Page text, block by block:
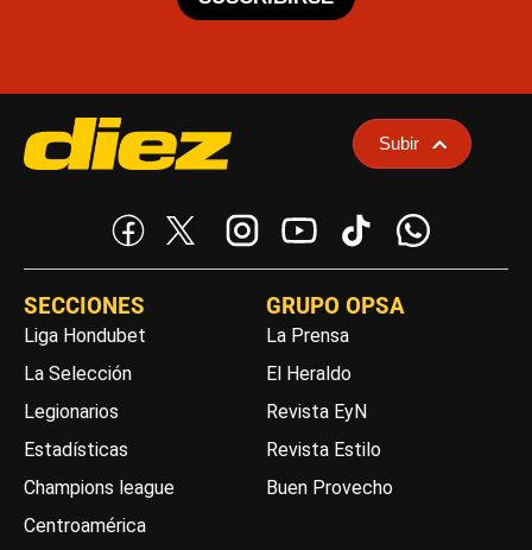
Subir
SECCIONES
Liga Hondubet
La Selección
Legionarios
Estadísticas
Champions league
Centroamérica
GRUPO OPSA
La Prensa
El Heraldo
Revista EyN
Revista Estilo
Buen Provecho